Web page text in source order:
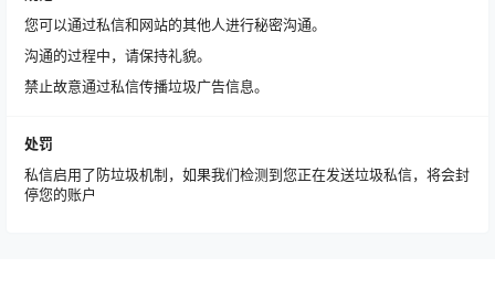
您可以通过私信和网站的其他人进行秘密沟通。
沟通的过程中，请保持礼貌。
禁止故意通过私信传播垃圾广告信息。
处罚
私信启用了防垃圾机制，如果我们检测到您正在发送垃圾私信，将会封
停您的账户